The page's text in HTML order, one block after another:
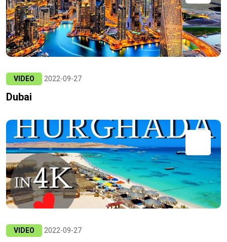
VIDEO 2022-09-27
Dubai
VIDEO 2022-09-27